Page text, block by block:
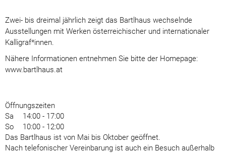
Zwei- bis dreimal jährlich zeigt das Bartlhaus wechselnde
Ausstellungen mit Werken österreichischer und internationaler
Kalligraf*innen.
Nähere Informationen entnehmen Sie bitte der Homepage:
www.bartlhaus.at
Öffnungszeiten
Sa
14:00 - 17:00
So
10:00 - 12:00
Das Bartlhaus ist von Mai bis Oktober geöffnet.
Nach telefonischer Vereinbarung ist auch ein Besuch außerhalb